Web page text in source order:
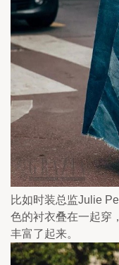
比如时装总监Julie
色的衬衣叠在一起穿
丰富了起来。